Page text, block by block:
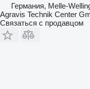
Германия, Melle-
Agravis Technik Center
Связаться с продавцом